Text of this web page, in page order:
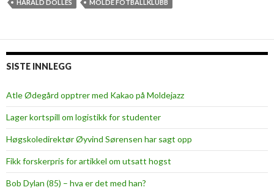
g
y
g
g
e
r
n
y
HARALD DOLLES
MOLDE FOTBALLKLUBB
SISTE INNLEGG
Atle Ødegård opptrer med Kakao på Moldejazz
Lager kortspill om logistikk for studenter
Høgskoledirektør Øyvind Sørensen har sagt opp
Fikk forskerpris for artikkel om utsatt hogst
Bob Dylan (85) – hva er det med han?